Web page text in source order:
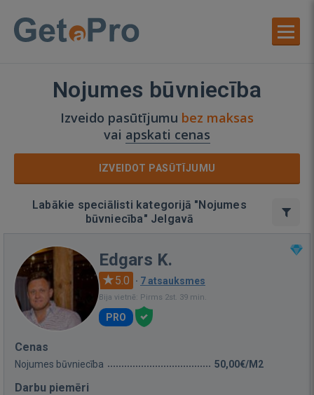
Nojumes būvniecība
Izveido pasūtījumu bez maksas
vai apskati cenas
IZVEIDOT PASŪTĪJUMU
Labākie speciālisti kategorijā "Nojumes
būvniecība" Jelgavā
Edgars K.
5.0 · 7 atsauksmes
Bija vietnē: Pirms 2st. 39 min.
PRO
Cenas
Nojumes būvniecība 50,00€/M2
Darbu piemēri